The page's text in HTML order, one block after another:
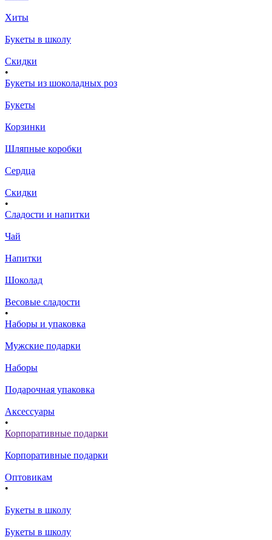
Хиты
Букеты в школу
Скидки
•
Букеты из шоколадных роз
Букеты
Корзинки
Шляпные коробки
Сердца
Скидки
•
Сладости и напитки
Чай
Напитки
Шоколад
Весовые сладости
•
Наборы и упаковка
Мужские подарки
Наборы
Подарочная упаковка
Аксессуары
•
Корпоративные подарки
Корпоративные подарки
Оптовикам
•
Букеты в школу
Букеты в школу